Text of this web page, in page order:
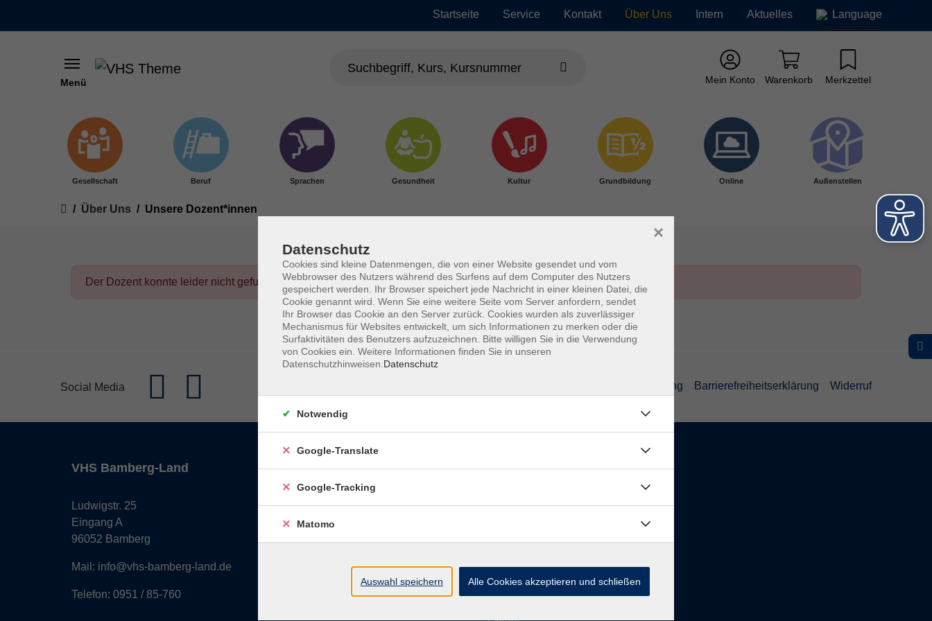
Startseite Service Kontakt Über Uns Intern Aktuelles Language
Menü Mein Konto Warenkorb Merkzettel
Gesellschaft Beruf Sprachen Gesundheit Kultur Grundbildung Online Außenstellen
You are here:
Über Uns Unsere Dozent*innen
Der Dozent konnte leider nicht gefunden werden
Social Media Widerrufsbelehrung Barrierefreiheitserklärung Widerruf
VHS Bamberg-Land
Ludwigstr. 25
Eingang A
96052 Bamberg
Mail: info@vhs-bamberg-land.de
Telefon: 0951 / 85-760
Öffnungszeiten
Montag
Dienstag
07:45 - 16:00
Programm
Gesellschaft
Sprachen
Kultur
Inhalte
Startseite
Service
Kontakt
Intern
Datenschutz
Cookies sind kleine Datenmengen, die von einer Website gesendet und vom
Webbrowser des Nutzers während des Surfens auf dem Computer des Nutzers
gespeichert werden. Ihr Browser speichert jede Nachricht in einer kleinen Datei, die
Cookie genannt wird. Wenn Sie eine weitere Seite vom Server anfordern, sendet
Ihr Browser das Cookie an den Server zurück. Cookies wurden als zuverlässiger
Mechanismus für Websites entwickelt, um sich Informationen zu merken oder die
Surfaktivitäten des Benutzers aufzuzeichnen. Bitte willigen Sie in die Verwendung
von Cookies ein. Weitere Informationen finden Sie in unseren
Datenschutzhinweisen. Datenschutz
×
Notwendig
Google-Translate
Google-Tracking
Matomo
Auswahl speichern Alle Cookies akzeptieren und schließen